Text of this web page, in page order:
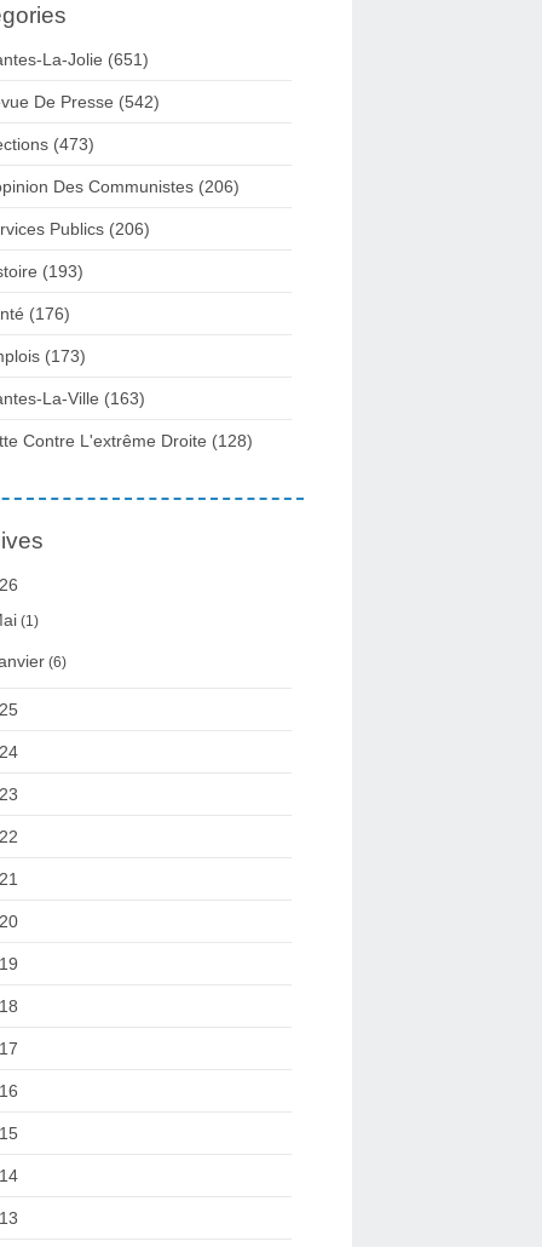
La-Jolie (651)
De Presse (542)
(473)
Des Communistes (206)
Publics (206)
(193)
(176)
(173)
La-Ville (163)
Contre L'extrême Droite (128)
(1)
(6)